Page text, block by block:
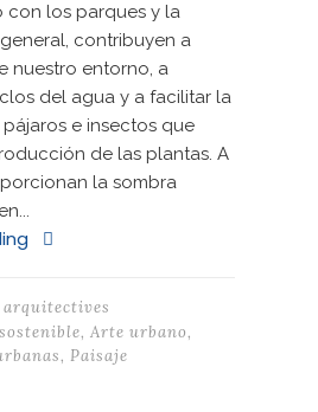
con los parques y la
contribuyen a
nuestro entorno, a
del agua y a facilitar la
e insectos que
de las plantas. A
la sombra
arquitectives
, Arte urbano,
, Paisaje